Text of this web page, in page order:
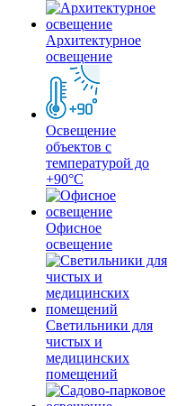
Архитектурное
освещение
Освещение
объектов с
температурой до
+90°С
Офисное
освещение
Светильники для
чистых и
медицинских
помещений